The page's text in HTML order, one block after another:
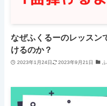
なぜふくるーのレッスン
けるのか？
2023年1月24日 2023年9月21日